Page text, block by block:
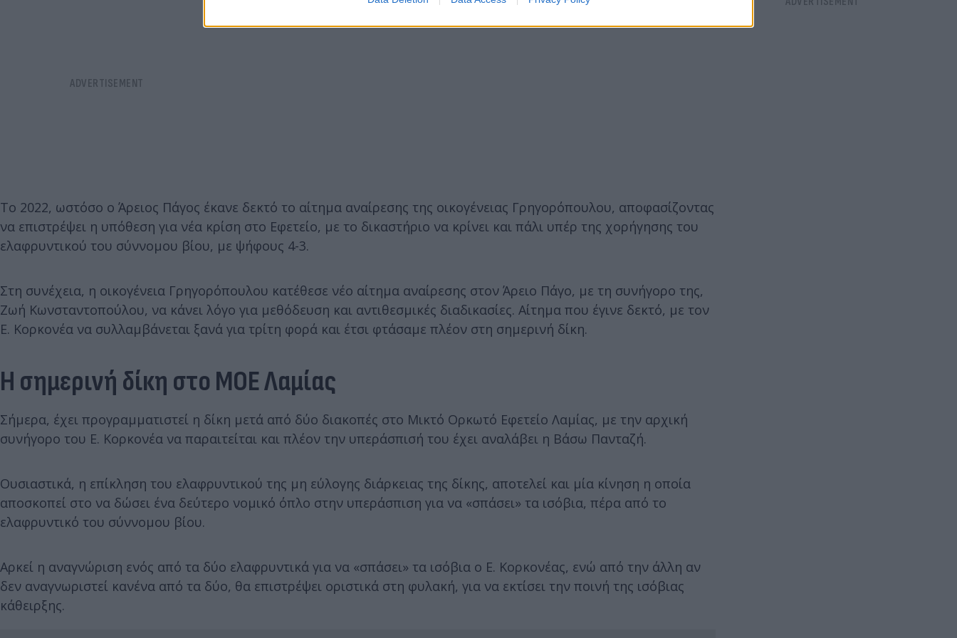
Το 2022, ωστόσο ο Άρειος Πάγος έκανε δεκτό το αίτημα αναίρεσης της οικογένειας Γρηγορόπουλου, αποφασίζοντας
να επιστρέψει η υπόθεση για νέα κρίση στο Εφετείο, με το δικαστήριο να κρίνει και πάλι υπέρ της χορήγησης του
ελαφρυντικού του σύννομου βίου, με ψήφους 4-3.
Στη συνέχεια, η οικογένεια Γρηγορόπουλου κατέθεσε νέο αίτημα αναίρεσης στον Άρειο Πάγο, με τη συνήγορο της,
Ζωή Κωνσταντοπούλου, να κάνει λόγο για μεθόδευση και αντιθεσμικές διαδικασίες. Αίτημα που έγινε δεκτό, με τον
Ε. Κορκονέα να συλλαμβάνεται ξανά για τρίτη φορά και έτσι φτάσαμε πλέον στη σημερινή δίκη.
Η σημερινή δίκη στο ΜΟΕ Λαμίας
Σήμερα, έχει προγραμματιστεί η δίκη μετά από δύο διακοπές στο Μικτό Ορκωτό Εφετείο Λαμίας, με την αρχική
συνήγορο του Ε. Κορκονέα να παραιτείται και πλέον την υπεράσπισή του έχει αναλάβει η Βάσω Πανταζή.
Ουσιαστικά, η επίκληση του ελαφρυντικού της μη εύλογης διάρκειας της δίκης, αποτελεί και μία κίνηση η οποία
αποσκοπεί στο να δώσει ένα δεύτερο νομικό όπλο στην υπεράσπιση για να «σπάσει» τα ισόβια, πέρα από το
ελαφρυντικό του σύννομου βίου.
Αρκεί η αναγνώριση ενός από τα δύο ελαφρυντικά για να «σπάσει» τα ισόβια ο Ε. Κορκονέας, ενώ από την άλλη αν
δεν αναγνωριστεί κανένα από τα δύο, θα επιστρέψει οριστικά στη φυλακή, για να εκτίσει την ποινή της ισόβιας
κάθειρξης.